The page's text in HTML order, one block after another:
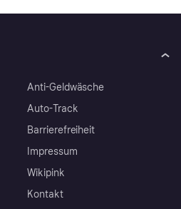
Anti-Geldwäsche
Auto-Track
Barrierefreiheit
Impressum
Wikipink
Kontakt